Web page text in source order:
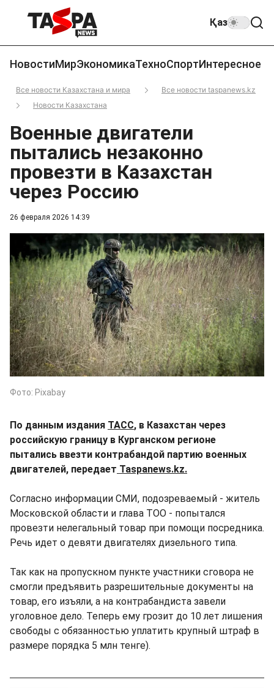
Қаз
НовостиМирЭкономикаТехноСпортИнтересное
Все новости Казахстана и мира
Все новости taspanews.kz
Новости Казахстана
26 февраля 2026 14:39
Военные двигатели
пытались незаконно
провезти в Казахстан
через Россию
Фото: Pixabay
По данным издания ТАСС, в Казахстан через
российскую границу в Курганском регионе
пытались ввезти контрабандой партию военных
двигателей, передает Taspanews.kz.
Согласно информации СМИ, подозреваемый - житель
Московской области и глава ТОО - попытался
провезти нелегальный товар при помощи посредника.
Речь идет о девяти двигателях дизельного типа.
Так как на пропускном пункте участники сговора не
смогли предъявить разрешительные документы на
товар, его изъяли, а на контрабандиста завели
уголовное дело. Теперь ему грозит до 10 лет лишения
свободы с обязанностью уплатить крупный штраф в
размере порядка 5 млн тенге).